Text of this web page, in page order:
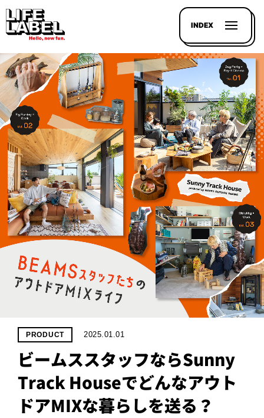
INDEX
記事を
探す
LL
HOUSE
LINE-
UP
PROJECT
WHAT’S
LIFE
LABEL
ライフレー
つ い
PRODUCT 2025.01.01
ビームススタッフならSunny
Track Houseでどんなアウト
ドアMIXな暮らしを送る？